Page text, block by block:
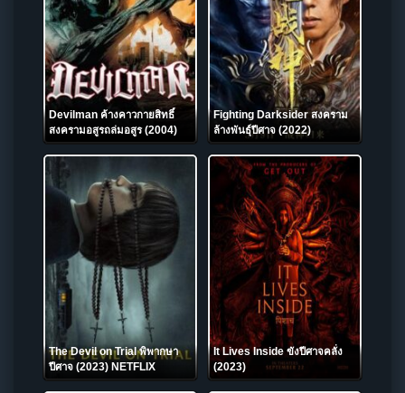
Devilman ค้างคาวกายสิทธิ์
สงครามอสูรถล่มอสูร (2004)
Fighting Darksider สงคราม
ล้างพันธุ์ปีศาจ (2022)
The Devil on Trial พิพากษา
ปีศาจ (2023) NETFLIX
It Lives Inside ขังปีศาจคลั่ง
(2023)